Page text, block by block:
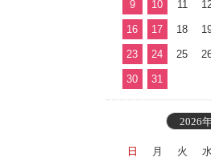
9 10 11
16 17 18
23 24 25
30 31
2026
日 月 火